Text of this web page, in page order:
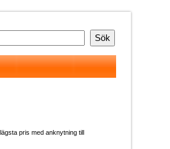
pris med anknytning till